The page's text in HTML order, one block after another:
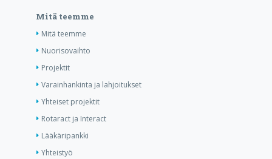
Mitä teemme
Mitä teemme
Nuorisovaihto
Projektit
Varainhankinta ja lahjoitukset
Yhteiset projektit
Rotaract ja Interact
Lääkäripankki
Yhteistyö